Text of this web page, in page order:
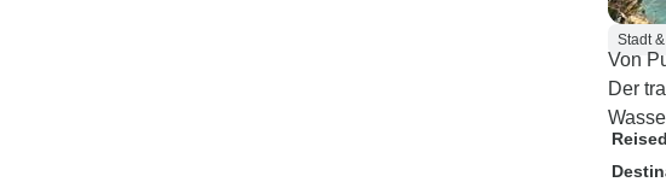
Stadt
Von
Der